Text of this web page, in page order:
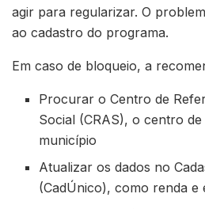
agir para regularizar. O
ao cadastro do programa.
Em caso de bloqueio, a
Procurar o Centro de
Social (CRAS), o centro
município
Atualizar os dados no
(CadÚnico), como renda e